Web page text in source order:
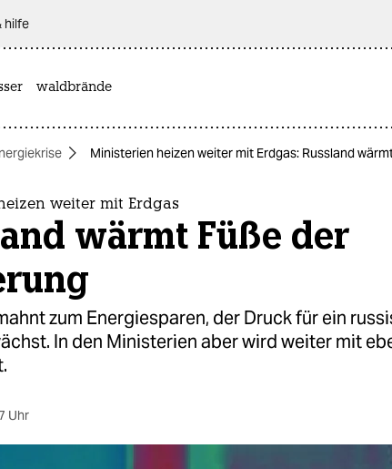
hilfe
waldbrände
Ministerien heizen weiter mit Erdgas: Russland
weiter mit Erdgas
wärmt Füße der
zum Energiesparen, der Druck für ein
In den Ministerien aber wird weiter mit
Uhr